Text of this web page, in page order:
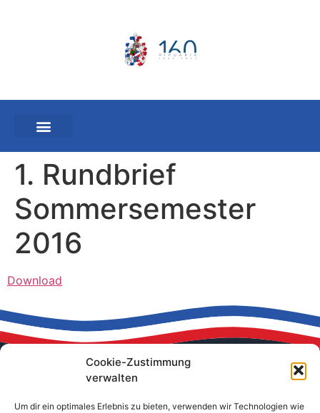
Cookie-Zustimmung
verwalten
Um dir ein optimales Erlebnis zu bieten, verwenden wir Technologien wie
1. Rundbrief
Sommersemester
2016
Download